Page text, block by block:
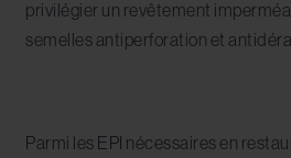
privilégier un revêtement
semelles antiperforation et
Parmi les EPI nécessaires en